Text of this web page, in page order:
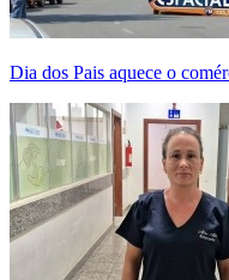
Dia dos Pais aquece o